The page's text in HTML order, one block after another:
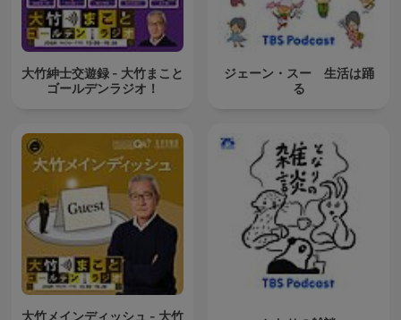
大竹紳士交遊録 - 大竹まこと
ゴールデンラジオ！
ジェーン・スー 生活は踊
る
大竹メインディッシュ - 大竹